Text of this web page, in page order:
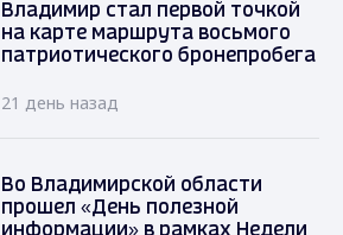
Владимир стал первой точкой
на карте маршрута восьмого
патриотического бронепробега
21 день назад
Во Владимирской области
прошел «День полезной
информации» в рамках Недели